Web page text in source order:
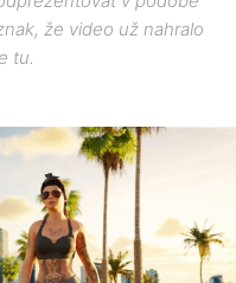
že video už nahralo
tu.